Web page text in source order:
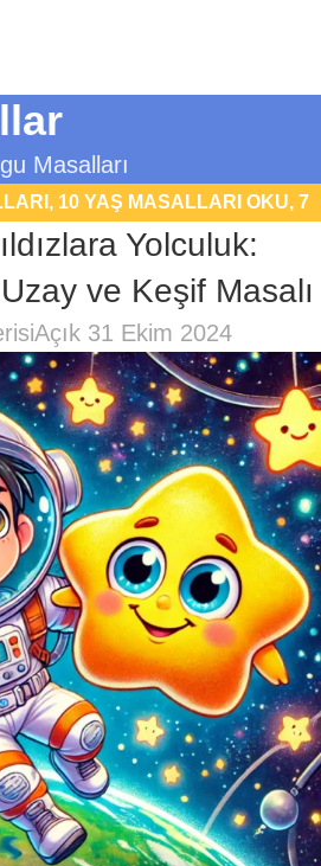
Masalları
, 10 YAŞ MASALLARI OKU, 7
YAŞ MASALLARI OKU,9 YAŞ
EĞITICI MASALLAR
FANTASTIK
UYKU MASALLARI
Yolculuk:
ve Keşif Masalı
Açık 31 Ekim 2024